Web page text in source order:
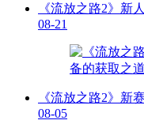
《流放之路2》新
08-21
《流放之路2》新
08-05